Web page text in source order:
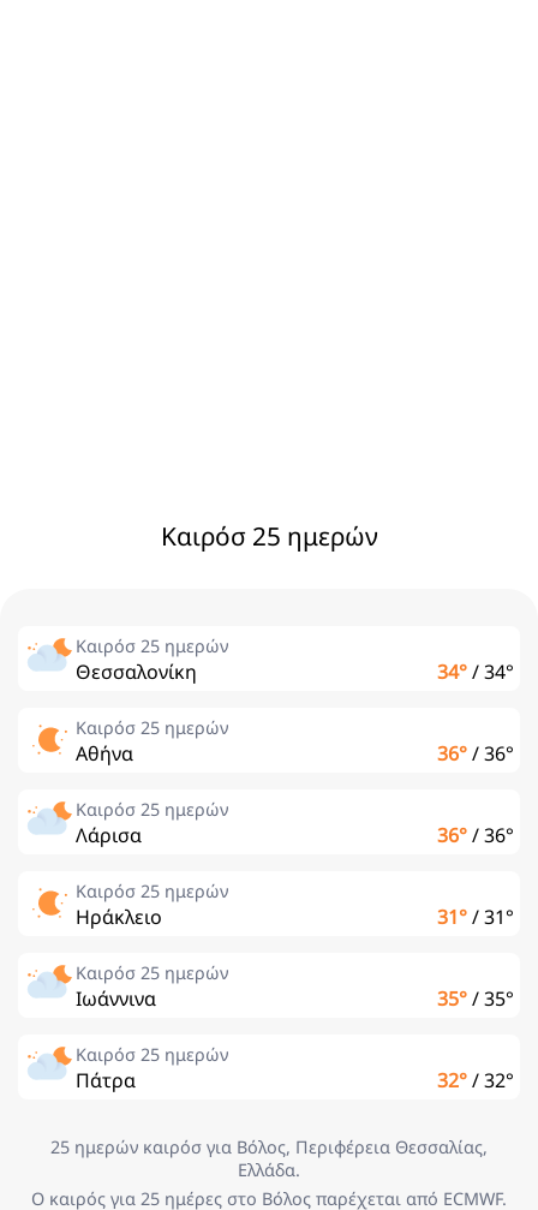
Καιρόσ 25 ημερών
Καιρόσ 25 ημερών
Θεσσαλονίκη 34°/34°
Καιρόσ 25 ημερών
Αθήνα 36°/36°
Καιρόσ 25 ημερών
Λάρισα 36°/36°
Καιρόσ 25 ημερών
Ηράκλειο 31°/31°
Καιρόσ 25 ημερών
Ιωάννινα 35°/35°
Καιρόσ 25 ημερών
Πάτρα 32°/32°
25 ημερών καιρόσ για Βόλος, Περιφέρεια Θεσσαλίας,
Ελλάδα.
Ο καιρός για 25 ημέρες στο Βόλος παρέχεται από ECMWF.